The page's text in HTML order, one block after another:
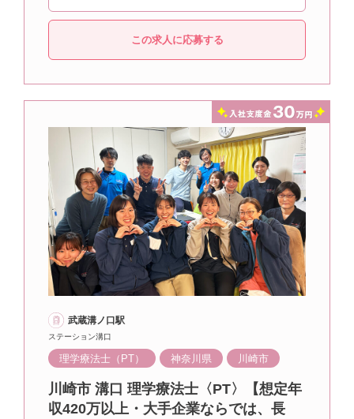
この求人に応募する
武蔵溝ノ口駅
ステーション溝口
理学療法士（PT） 神奈川県 川崎市
川崎市 溝口 理学療法士〈PT〉【想定年
収420万以上・大手企業ならでは、長